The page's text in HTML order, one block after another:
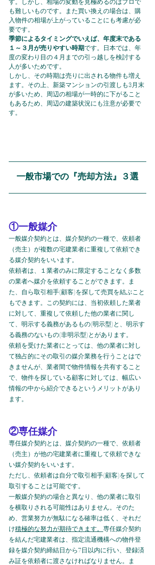
す。しかし、相場の変動を見極めるのはプロで
も難しいものです。また買い換えの場合は、購
入物件の相場が上がっていることにも考慮が必
要です。
季節によるタイミングでいえば、年度末である
１～３月が売りやすい時期です。日本では、年
度の変わり目の４月までの引っ越しを検討する
人が多いためです。
しかし、その時期は売りに出される物件も増え
ます。その上、新築マンションの引渡しも3月末
が多いため、周辺の相場が一時的に下がること
もあるため、周辺の建築状況にも注意が必要で
す。
一般市場での『売却方法』３選
①一般媒介
一般媒介契約とは、媒介契約の一種で、依頼者
（売主）が複数の宅建業者に重複して依頼でき
る媒介契約をいいます。
依頼者は、１業者のみに限定することなく多数
の業者へ媒介を依頼することができます。ま
た、自ら取引相手(顧客)を探して売買を結ぶこと
もできます。この契約には、当初依頼した業者
に対して、重複して依頼した他の業者に関し
て、明示する義務があるもの(明示型)と、明示す
る義務のないもの(非明示型)とがあります。
依頼を受けた業者にとっては、他の業者に対し
て独占的にその取引の媒介業務を行うことはで
きませんが、業者間で物件情報を共有すること
で、物件を探している顧客に対しては、幅広い
情報の中から紹介できるというメリットがあり
ます。
②専任媒介
専任媒介契約とは、媒介契約の一種で、依頼者
（売主）が他の宅建業者に重複して依頼できな
い媒介契約をいいます。
ただし、依頼者は自分で取引相手(顧客)を探して
取引することは可能です。
一般媒介契約の場合と異なり、他の業者に取引
を横取りされる可能性はありません。そのた
め、営業努力が無駄になる確率は低く、それだ
け積極的な努力が期待できます。 専任媒介契約
を結んだ宅建業者は、指定流通機構への物件登
録を媒介契約締結日から7日以内に行い、登録済
み証を依頼者に渡さなければなりません。ま